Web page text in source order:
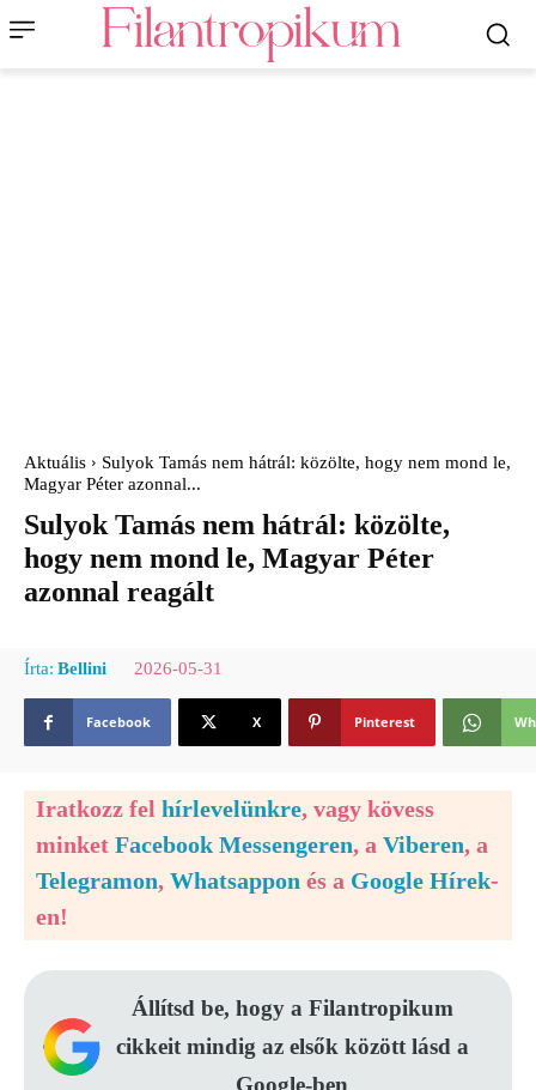
Aktuális
Sulyok Tamás nem hátrál: közölte, hogy nem mond le,
Magyar Péter azonnal...
Sulyok Tamás nem hátrál: közölte,
hogy nem mond le, Magyar Péter
azonnal reagált
Írta: Bellini 2026-05-31
Facebook X Pinterest
Iratkozz fel hírlevelünkre, vagy kövess
minket Facebook Messengeren, a Viberen, a
Telegramon, Whatsappon és a Google Hírek-
en!
Állítsd be, hogy a Filantropikum
cikkeit mindig az elsők között lásd a
Google-ben